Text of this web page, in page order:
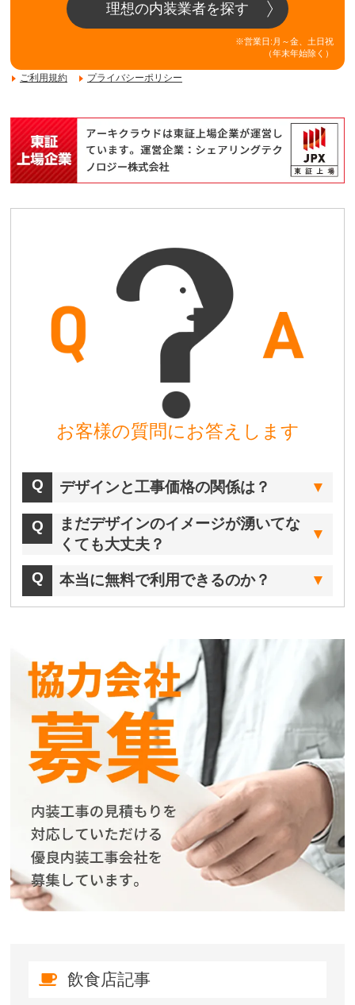
理想の内装業者を探す
※営業日:月～金、土日祝
（年末年始除く）
ご利用規約 プライバシーポリシー
お客様の質問にお答えします
デザインと工事価格の関係は？
まだデザインのイメージが湧いてな
くても大丈夫？
本当に無料で利用できるのか？
飲食店記事